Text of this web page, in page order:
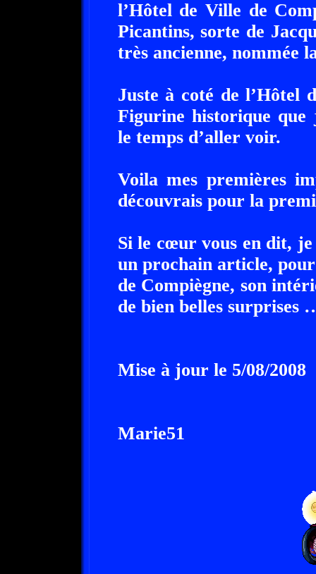
l’Hôtel de Ville de
Picantins, sorte de
très ancienne, nommée
Juste à coté de l’Hôtel
Figurine historique que
le temps d’aller voir.
Voila mes premières
découvrais pour la
Si le cœur vous en dit, je
un prochain article,
de Compiègne, son
de bien belles surprises
Mise à jour le 5/08/2008
Marie51